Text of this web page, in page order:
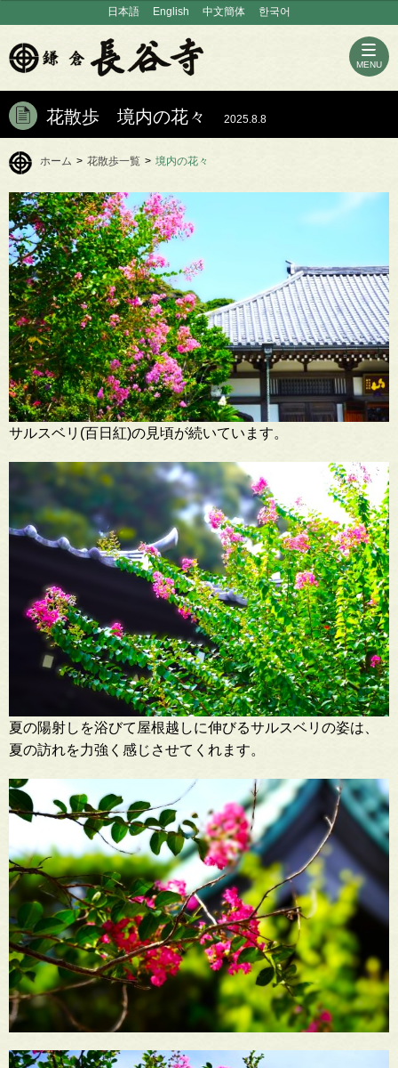
日本語 English 中文簡体 한국어
MENU
花散歩 境内の花々 2025.8.8
ホーム > 花散歩一覧 > 境内の花々
サルスベリ(百日紅)の見頃が続いています。
夏の陽射しを浴びて屋根越しに伸びるサルスベリの姿は、
夏の訪れを力強く感じさせてくれます。